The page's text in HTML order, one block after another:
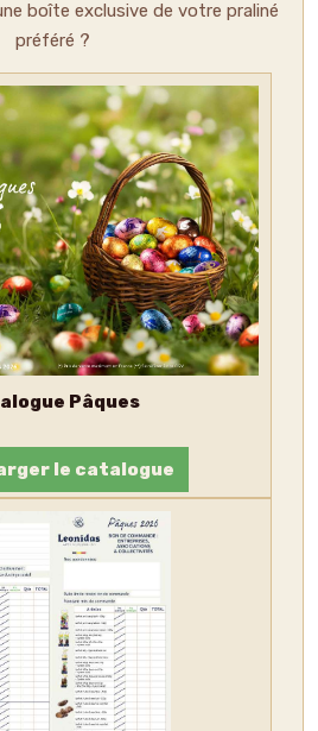
boîte exclusive de votre praliné
préféré ?
Pâques
le catalogue